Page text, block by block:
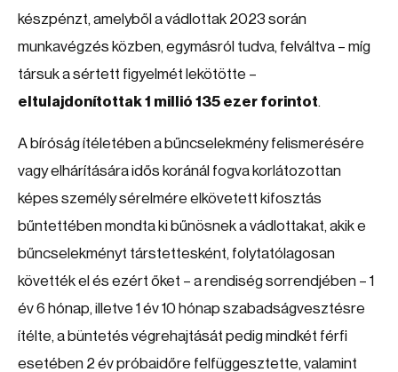
készpénzt, amelyből a vádlottak 2023 során
munkavégzés közben, egymásról tudva, felváltva – míg
társuk a sértett figyelmét lekötötte –
eltulajdonítottak 1 millió 135 ezer forintot.
A bíróság ítéletében a bűncselekmény felismerésére
vagy elhárítására idős koránál fogva korlátozottan
képes személy sérelmére elkövetett kifosztás
bűntettében mondta ki bűnösnek a vádlottakat, akik e
bűncselekményt társtettesként, folytatólagosan
követték el és ezért őket – a rendiség sorrendjében – 1
év 6 hónap, illetve 1 év 10 hónap szabadságvesztésre
ítélte, a büntetés végrehajtását pedig mindkét férfi
esetében 2 év próbaidőre felfüggesztette, valamint